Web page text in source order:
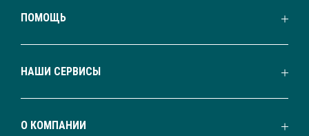
ПОМОЩЬ
НАШИ СЕРВИСЫ
О КОМПАНИИ